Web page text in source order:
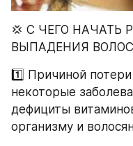
💢 С ЧЕГО НАЧАТЬ
ВЫПАДЕНИЯ
1️⃣ Причиной
некоторые
дефициты
организму и